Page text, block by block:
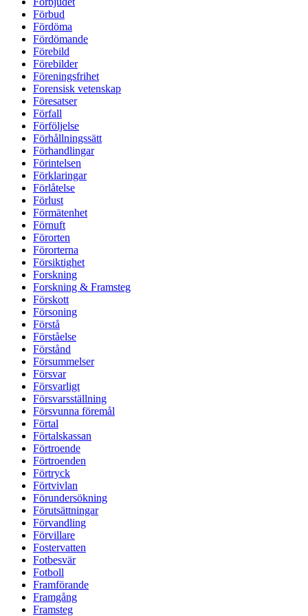
Förbud
Fördöma
Fördömande
Förebild
Förebilder
Föreningsfrihet
Forensisk vetenskap
Föresatser
Förfall
Förföljelse
Förhållningssätt
Förhandlingar
Förintelsen
Förklaringar
Förlåtelse
Förlust
Förmätenhet
Förnuft
Förorten
Förorterna
Försiktighet
Forskning
Forskning & Framsteg
Förskott
Försoning
Förstå
Förståelse
Förstånd
Försummelser
Försvar
Försvarligt
Försvarsställning
Försvunna föremål
Förtal
Förtalskassan
Förtroende
Förtroenden
Förtryck
Förtvivlan
Förundersökning
Förutsättningar
Förvandling
Förvillare
Fostervatten
Fotbesvär
Fotboll
Framförande
Framgång
Framsteg